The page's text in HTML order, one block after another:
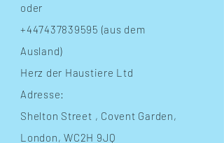
oder
+447437839595 (aus dem
Ausland)
Herz der Haustiere Ltd
Adresse:
Shelton Street , Covent Garden,
London, WC2H 9JQ